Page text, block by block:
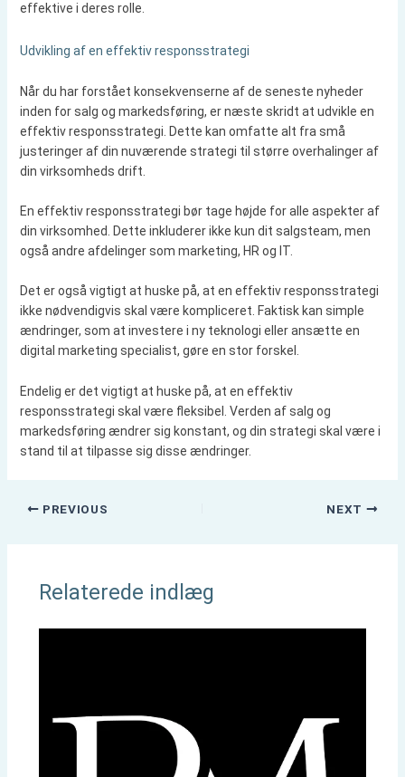
effektive i deres rolle.
Udvikling af en effektiv responsstrategi
Når du har forstået konsekvenserne af de seneste nyheder
inden for salg og markedsføring, er næste skridt at udvikle en
effektiv responsstrategi. Dette kan omfatte alt fra små
justeringer af din nuværende strategi til større overhalinger af
din virksomheds drift.
En effektiv responsstrategi bør tage højde for alle aspekter af
din virksomhed. Dette inkluderer ikke kun dit salgsteam, men
også andre afdelinger som marketing, HR og IT.
Det er også vigtigt at huske på, at en effektiv responsstrategi
ikke nødvendigvis skal være kompliceret. Faktisk kan simple
ændringer, som at investere i ny teknologi eller ansætte en
digital marketing specialist, gøre en stor forskel.
Endelig er det vigtigt at huske på, at en effektiv
responsstrategi skal være fleksibel. Verden af salg og
markedsføring ændrer sig konstant, og din strategi skal være i
stand til at tilpasse sig disse ændringer.
PREVIOUS NEXT
Relaterede indlæg